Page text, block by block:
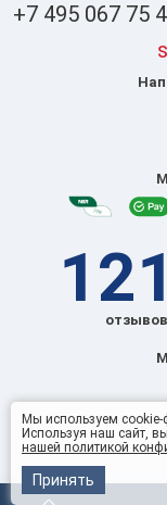
+7 495 067 75
отзывов
Мы используем
Используя наш сайт,
нашей политикой
Принять